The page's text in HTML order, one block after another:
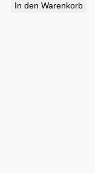
In den Warenkorb